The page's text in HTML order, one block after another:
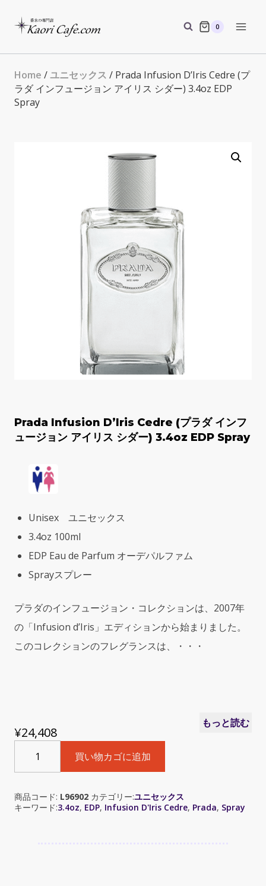
0
Home /ユニセックス / Prada Infusion D’Iris Cedre (プ
ラダ インフュージョン アイリス シダー) 3.4oz EDP
Spray
Prada Infusion D’Iris Cedre (プラダ インフ
ュージョン アイリス シダー) 3.4oz EDP Spray
Unisex ユニセックス
3.4oz 100ml
EDP Eau de Parfum オーデパルファム
Sprayスプレー
プラダのインフュージョン・コレクションは、2007年
の「Infusion d’Iris」エディションから始まりました。
このコレクションのフレグランスは、・・・
もっと読む
¥24,408
Infusion
D'Iris
(プ
ラ
買い物カゴに追加
商品コード: L96902 カテゴリー:ユニセックス
キーワード:3.4oz, EDP, Infusion D'Iris Cedre, Prada, Spray